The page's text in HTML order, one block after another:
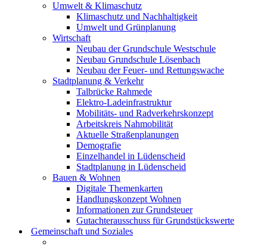
Umwelt & Klimaschutz
Klimaschutz und Nachhaltigkeit
Umwelt und Grünplanung
Wirtschaft
Neubau der Grundschule Westschule
Neubau Grundschule Lösenbach
Neubau der Feuer- und Rettungswache
Stadtplanung & Verkehr
Talbrücke Rahmede
Elektro-Ladeinfrastruktur
Mobilitäts- und Radverkehrskonzept
Arbeitskreis Nahmobilität
Aktuelle Straßenplanungen
Demografie
Einzelhandel in Lüdenscheid
Stadtplanung in Lüdenscheid
Bauen & Wohnen
Digitale Themenkarten
Handlungskonzept Wohnen
Informationen zur Grundsteuer
Gutachterausschuss für Grundstückswerte
Gemeinschaft und Soziales